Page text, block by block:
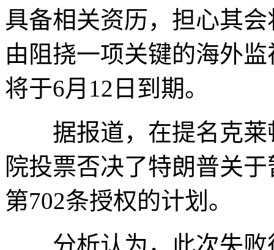
具备相关资历，担心其
由阻挠一项关键的海外
将于6月12日到期。
据报道，在提名克莱
院投票否决了特朗普关
第702条授权的计划。